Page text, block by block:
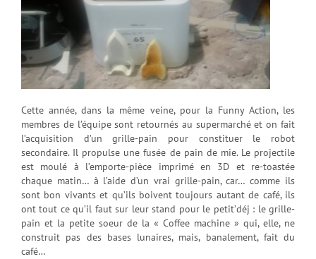
Cette année, dans la même veine, pour la Funny Action, les
membres de l’équipe sont retournés au supermarché et on fait
l’acquisition d’un grille-pain pour constituer le robot
secondaire. Il propulse une fusée de pain de mie. Le projectile
est moulé à l’emporte-pièce imprimé en 3D et re-toastée
chaque matin… à l’aide d’un vrai grille-pain, car… comme ils
sont bon vivants et qu’ils boivent toujours autant de café, ils
ont tout ce qu’il faut sur leur stand pour le petit’déj : le grille-
pain et la petite soeur de la « Coffee machine » qui, elle, ne
construit pas des bases lunaires, mais, banalement, fait du
café…